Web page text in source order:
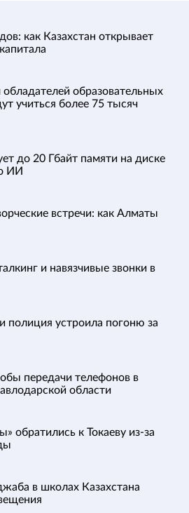
как Казахстан открывает
обладателей образовательных
учиться более 75 тысяч
до 20 Гбайт памяти на диске
ИИ
встречи: как Алматы
и навязчивые звонки в
полиция устроила погоню за
передачи телефонов в
области
обратились к Токаеву из-за
в школах Казахстана